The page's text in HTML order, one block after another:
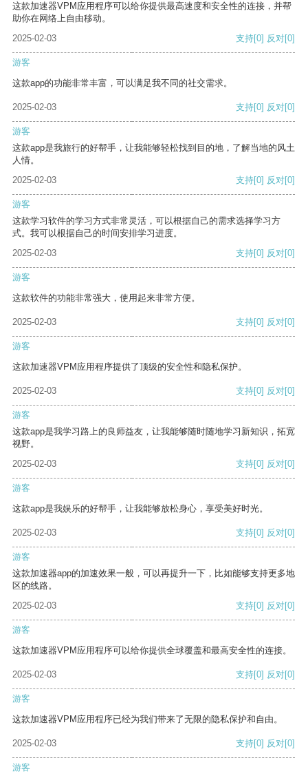
这款加速器VPM应用程序可以给你提供最高速度和安全性的连接，并帮
助你在网络上自由移动。
2025-02-03
支持[0] 反对[0]
游客
这款app的功能非常丰富，可以满足我不同的社交需求。
2025-02-03 支持[0] 反对[0]
游客
这款app是我旅行的好帮手，让我能够轻松找到目的地，了解当地的风土
人情。
2025-02-03
支持[0] 反对[0]
游客
这款学习软件的学习方式非常灵活，可以根据自己的需求选择学习方
式。我可以根据自己的时间安排学习进度。
2025-02-03
支持[0] 反对[0]
游客
这款软件的功能非常强大，使用起来非常方便。
2025-02-03 支持[0] 反对[0]
游客
这款加速器VPM应用程序提供了顶级的安全性和隐私保护。
2025-02-03 支持[0] 反对[0]
游客
这款app是我学习路上的良师益友，让我能够随时随地学习新知识，拓宽
视野。
2025-02-03
支持[0] 反对[0]
游客
这款app是我娱乐的好帮手，让我能够放松身心，享受美好时光。
2025-02-03 支持[0] 反对[0]
游客
这款加速器app的加速效果一般，可以再提升一下，比如能够支持更多地
区的线路。
2025-02-03
支持[0] 反对[0]
游客
这款加速器VPM应用程序可以给你提供全球覆盖和最高安全性的连接。
2025-02-03 支持[0] 反对[0]
游客
这款加速器VPM应用程序已经为我们带来了无限的隐私保护和自由。
2025-02-03 支持[0] 反对[0]
游客